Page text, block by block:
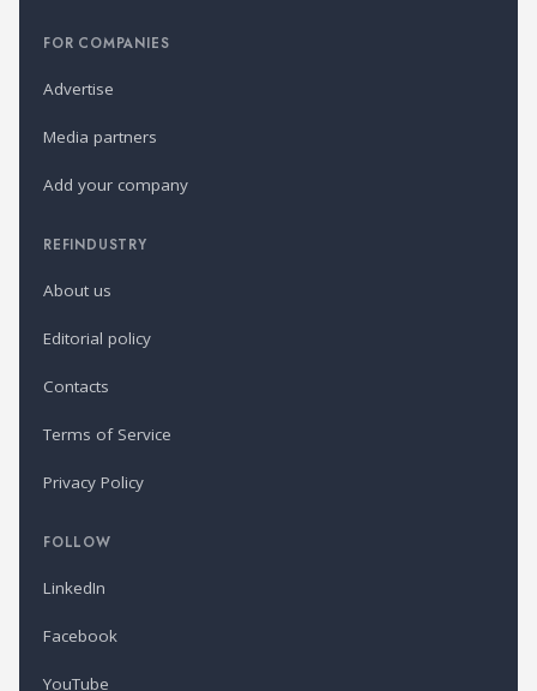
FOR COMPANIES
Advertise
Media partners
Add your company
REFINDUSTRY
About us
Editorial policy
Contacts
Terms of Service
Privacy Policy
FOLLOW
LinkedIn
Facebook
YouTube